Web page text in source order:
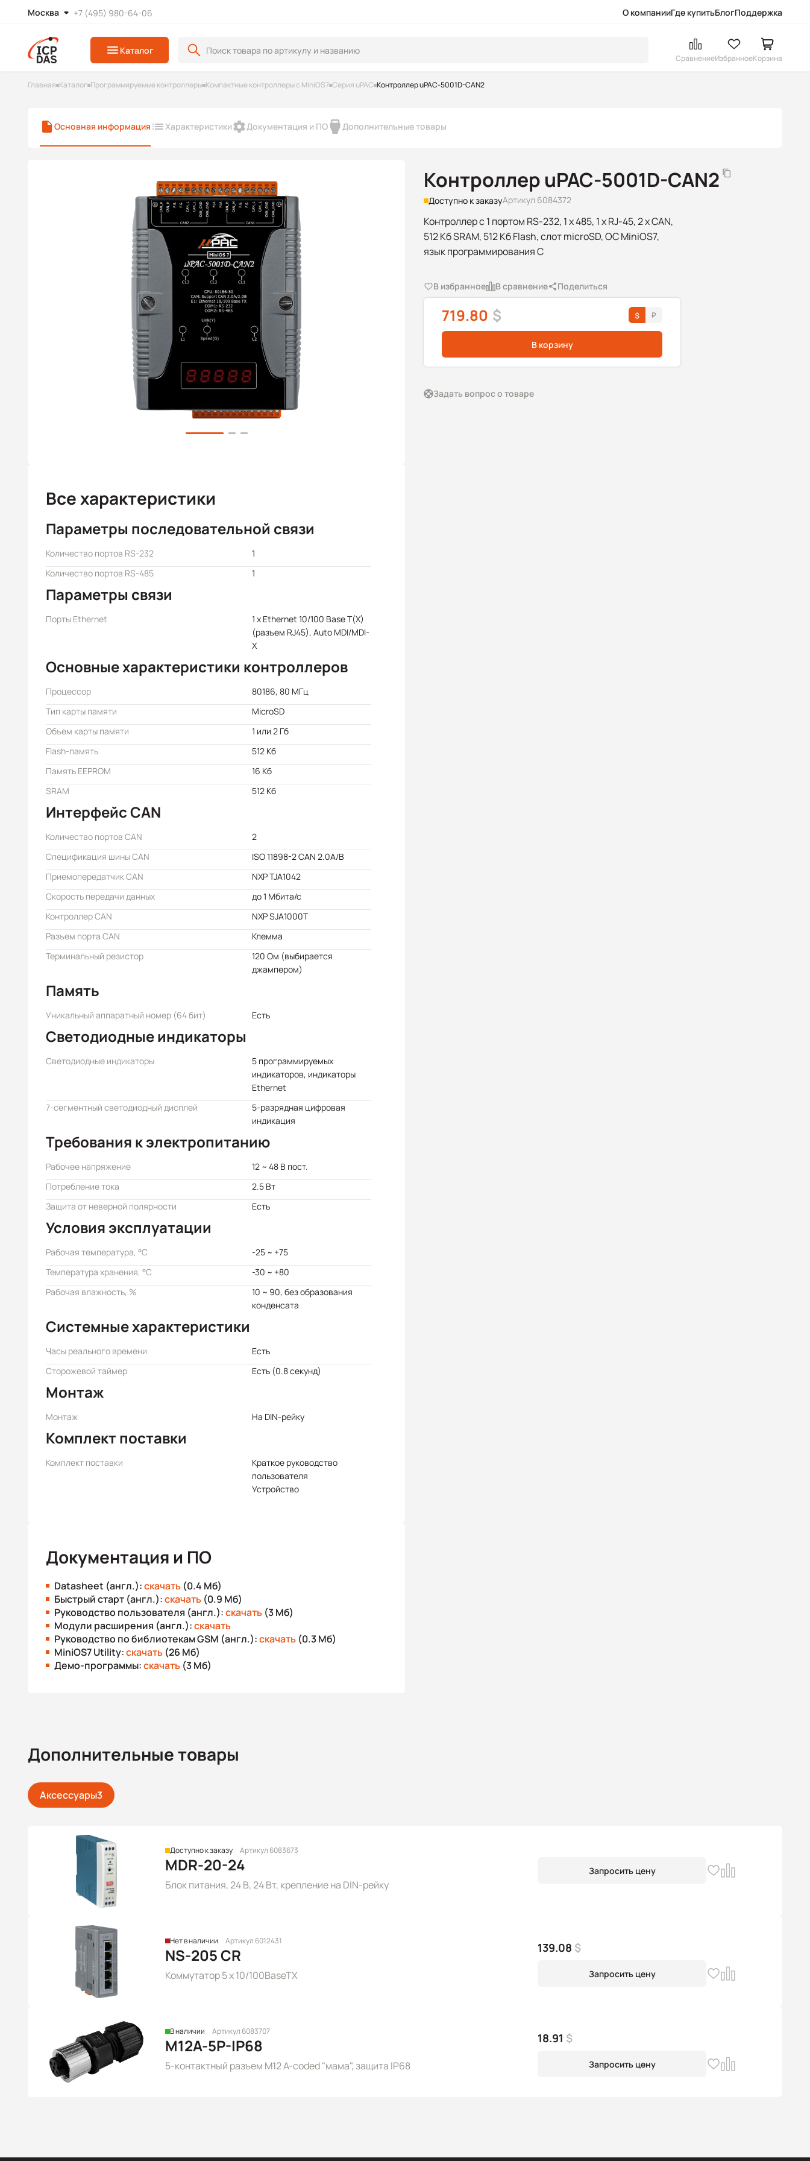
Москва +7 (495) 980-64-06 О компанииГде купитьБлогПоддержка
Каталог
СравнениеИзбранноеКорзина
Главная Каталог Программируемые контроллеры Компактные контроллеры с MiniOS7 Серия uPAC Контроллер uPAC-5001D-CAN2
Основная информация Характеристики Документация и ПО Дополнительные товары
Контроллер uPAC-5001D-CAN2
Доступно к заказуАртикул 6084372
Контроллер с 1 портом RS-232, 1 x 485, 1 x RJ-45, 2 x CAN,
512 Кб SRAM, 512 Кб Flash, слот microSD, ОС MiniOS7,
язык программирования C
В избранное В сравнение Поделиться
719.80 $
В корзину
Задать вопрос о товаре
Все характеристики
Параметры последовательной связи
Количество портов RS-232
1
Количество портов RS-485
1
Параметры связи
Порты Ethernet
1 x Ethernet 10/100 Base T(X)
(разъем RJ45), Auto MDI/MDI-
X
Основные характеристики контроллеров
Процессор
80186, 80 МГц
Тип карты памяти
MicroSD
Объем карты памяти
1 или 2 Гб
Flash-память
512 Кб
Память EEPROM
16 Кб
SRAM
512 Kб
Интерфейс CAN
Количество портов CAN
2
Спецификация шины CAN
ISO 11898-2 CAN 2.0A/B
Приемопередатчик CAN
NXP TJA1042
Скорость передачи данных
до 1 Мбита/с
Контроллер CAN
NXP SJA1000T
Разъем порта CAN
Клемма
Терминальный резистор
120 Ом (выбирается
джампером)
Память
Уникальный аппаратный номер (64 бит) Есть
Светодиодные индикаторы
Светодиодные индикаторы
5 программируемых
индикаторов, индикаторы
Ethernet
7-сегментный светодиодный дисплей
5-разрядная цифровая
индикация
Требования к электропитанию
Рабочее напряжение
12 ~ 48 В пост.
Потребление тока
2.5 Вт
Защита от неверной полярности
Есть
Условия эксплуатации
Рабочая температура, °C
-25 ~ +75
Температура хранения, °C
-30 ~ +80
Рабочая влажность, %
10 ~ 90, без образования
конденсата
Системные характеристики
Часы реального времени
Есть
Сторожевой таймер
Есть (0.8 секунд)
Монтаж
Монтаж На DIN-рейку
Комплект поставки
Комплект поставки
Краткое руководство
пользователя
Устройство
Документация и ПО
Datasheet (англ.):скачать (0.4 Мб)
Быстрый старт (англ.):скачать (0.9 Мб)
Руководство пользователя (англ.):скачать (3 Мб)
Модули расширения (англ.):скачать
Руководство по библиотекам GSM (англ.):скачать (0.3 Мб)
MiniOS7 Utility:скачать (26 Мб)
Демо-программы:скачать (3 Мб)
Дополнительные товары
Аксессуары3
Доступно к заказу Артикул 6083673
MDR-20-24
Блок питания, 24 В, 24 Вт, крепление на DIN-рейку
Запросить цену
Нет в наличии Артикул 6012431
NS-205 CR
Коммутатор 5 x 10/100BaseTX
139.08 $
Запросить цену
В наличии Артикул 6083707
M12A-5P-IP68
5-контактный разъем M12 A-coded "мама", защита IP68
18.91 $
Запросить цену